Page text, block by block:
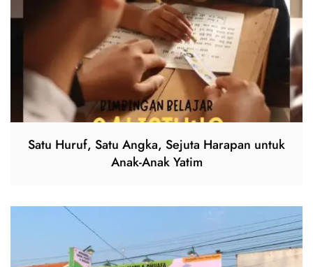
Satu Huruf, Satu Angka, Sejuta Harapan untuk
Anak-Anak Yatim